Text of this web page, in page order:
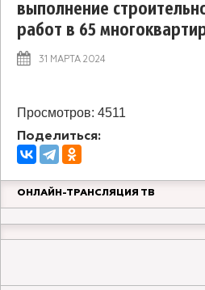
выполнение
работ в 65
31 МАРТА 2024
На 2024 год в Серпухове
выполнение строительно-
Просмотров: 4511
Поделиться:
ОНЛАЙН-ТРАНСЛЯЦИЯ ТВ